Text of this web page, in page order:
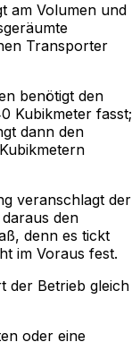
am Volumen und
Transporter
benötigt den
Kubikmeter fasst;
dann den
veranschlagt der
den
denn es tickt
im Voraus fest.
der Betrieb gleich
oder eine